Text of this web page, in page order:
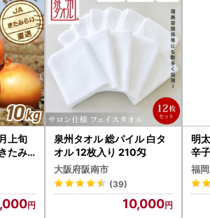
上旬
たみ
10k
野菜
】
泉州タオル 総パイル 白タ
オル 12枚入り 210匁
大阪府阪南市
(39)
10,000
明
辛
福